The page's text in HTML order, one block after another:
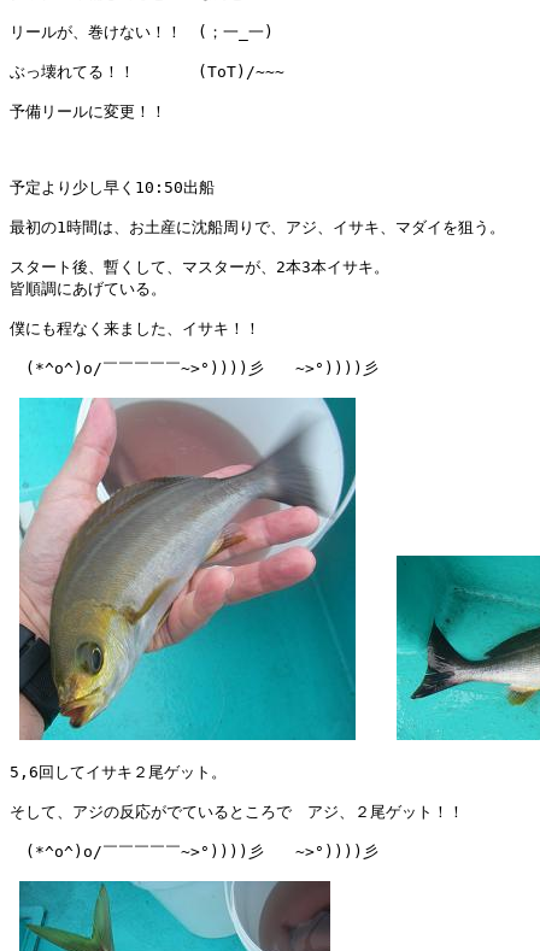
リールが、巻けない！！　(；一_一)
ぶっ壊れてる！！　　　　(ToT)/~~~
予備リールに変更！！
予定より少し早く10:50出船
最初の1時間は、お土産に沈船周りで、アジ、イサキ、マダイを狙う。
スタート後、暫くして、マスターが、2本3本イサキ。
皆順調にあげている。
僕にも程なく来ました、イサキ！！
(*^o^)o/￣￣￣￣￣~>°))))彡　　~>°))))彡
5,6回してイサキ２尾ゲット。
そして、アジの反応がでているところで　アジ、２尾ゲット！！
(*^o^)o/￣￣￣￣￣~>°))))彡　　~>°))))彡